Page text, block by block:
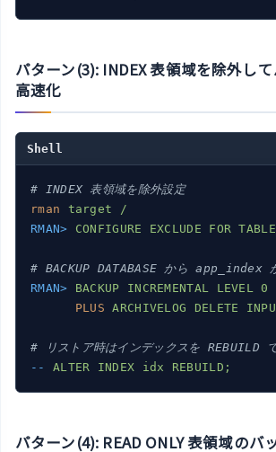
パターン(3): INDEX 表領域を除外し
高速化
Shell
# INDEX 表領域を除外設定
rman
target /
RMAN>
CONFIGURE EXCLUDE FOR
# BACKUP DATABASE から app_index
RMAN>
BACKUP INCREMENTAL LEVEL 0
PLUS
ARCHIVELOG DELETE
# リストア時はインデックスを REBUILD
--
ALTER INDEX idx REBUILD;
パターン(4): READ ONLY 表領域のバ